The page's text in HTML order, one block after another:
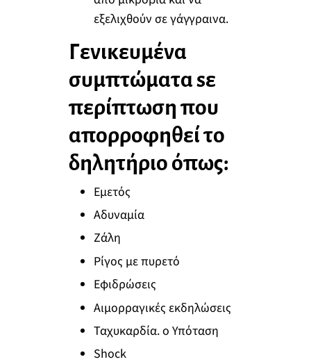
εξελιχθούν σε γάγγραινα.
Γενικευμένα
συμπτώματα sε
περίπτωση που
απορροφηθεί το
δηλητήριο όπως:
Εμετός
Αδυναμία
Ζάλη
Ρίγος με πυρετό
Εφιδρώσεις
Αιμορραγικές εκδηλώσεις
Ταχυκαρδία. o Υπόταση
Shock